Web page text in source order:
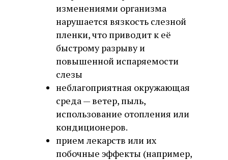
изменениями организма
нарушается вязкость слезной
пленки, что приводит к её
быстрому разрыву и
повышенной испаряемости
слезы
неблагоприятная окружающая
среда — ветер, пыль,
использование отопления или
кондиционеров.
прием лекарств или их
побочные эффекты (например,